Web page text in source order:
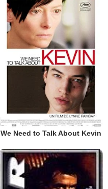
We Need to Talk About Kevin